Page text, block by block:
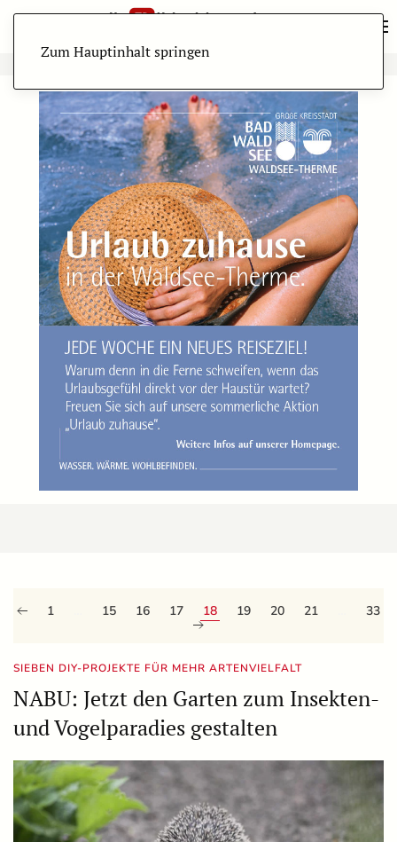
Zum Hauptinhalt springen
1 15 16 17 18 19 20 21 33
SIEBEN DIY-PROJEKTE FÜR MEHR ARTENVIELFALT
NABU: Jetzt den Garten zum Insekten-
und Vogelparadies gestalten